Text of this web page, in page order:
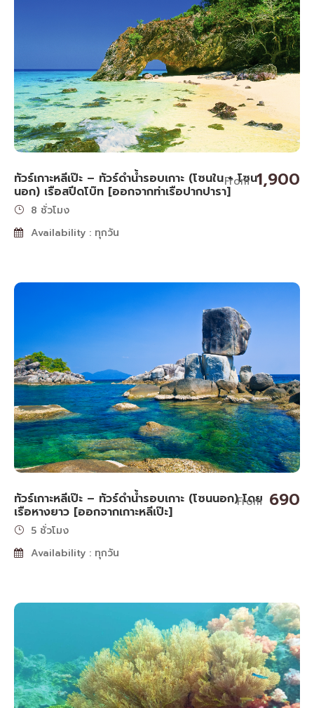
ทัวร์เกาะหลีเป๊ะ – ทัวร์ดำน้ำรอบเกาะ (โซนใน + โซน
นอก) เรือสปีดโบ๊ท [ออกจากท่าเรือปากปารา]
From 1,900
8 ชั่วโมง
Availability : ทุกวัน
ทัวร์เกาะหลีเป๊ะ – ทัวร์ดำน้ำรอบเกาะ (โซนนอก) โดย
เรือหางยาว [ออกจากเกาะหลีเป๊ะ]
From 690
5 ชั่วโมง
Availability : ทุกวัน